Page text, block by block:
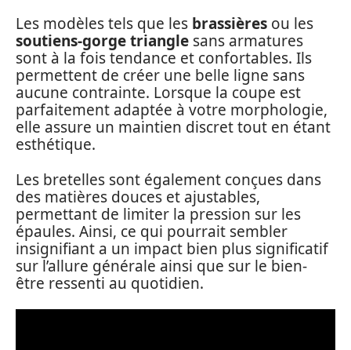
Les modèles tels que les brassières ou les
soutiens-gorge triangle sans armatures
sont à la fois tendance et confortables. Ils
permettent de créer une belle ligne sans
aucune contrainte. Lorsque la coupe est
parfaitement adaptée à votre morphologie,
elle assure un maintien discret tout en étant
esthétique.
Les bretelles sont également conçues dans
des matières douces et ajustables,
permettant de limiter la pression sur les
épaules. Ainsi, ce qui pourrait sembler
insignifiant a un impact bien plus significatif
sur l’allure générale ainsi que sur le bien-
être ressenti au quotidien.